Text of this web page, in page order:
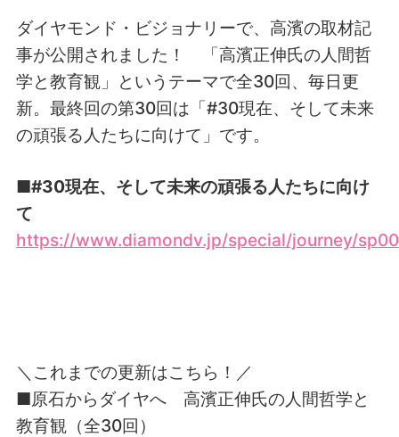
ダイヤモンド・ビジョナリーで、高濱の取材記
事が公開されました！ 「高濱正伸氏の人間哲
学と教育観」というテーマで全30回、毎日更
新。最終回の第30回は「#30現在、そして未来
の頑張る人たちに向けて」です。
■#30現在、そして未来の頑張る人たちに向け
て
https://www.diamondv.jp/special/journey/
＼これまでの更新はこちら！／
■原石からダイヤへ 高濱正伸氏の人間哲学と
教育観（全30回）